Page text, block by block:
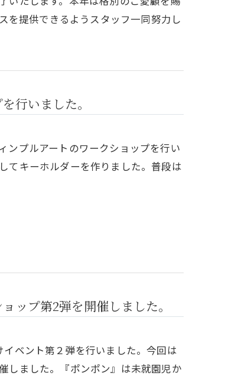
を提供できるようスタッフ一同努力し
行いました。
ンプルアートのワークショップを行い
てキーホルダーを作りました。普段は
ップ第2弾を開催しました。
ベント第２弾を行いました。今回は
しました。『ポンポン』は未就園児か